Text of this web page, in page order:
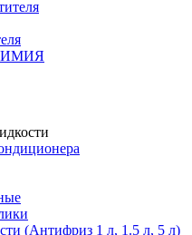
(Антифриз 1 л, 1.5 л, 5 л)